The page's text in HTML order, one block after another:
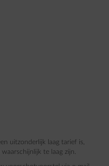
uitzonderlijk laag tarief is,
te laag zijn​.​